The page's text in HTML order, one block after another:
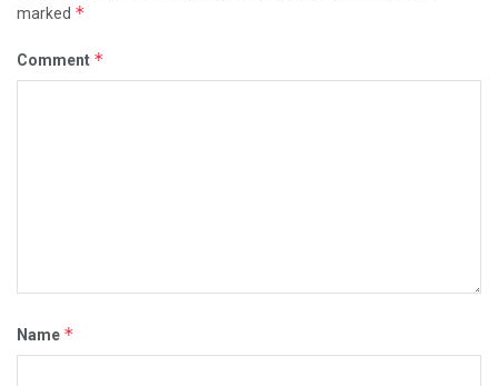
marked *
Comment *
Name *